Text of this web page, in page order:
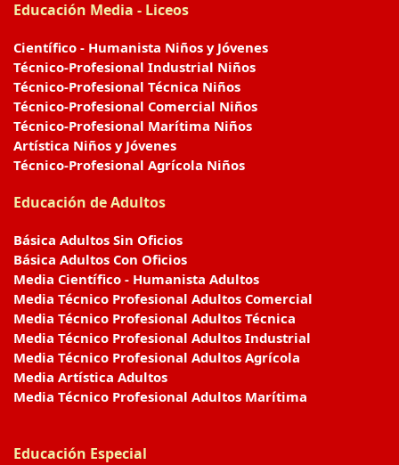
Educación Media - Liceos
Científico - Humanista Niños y Jóvenes
Técnico-Profesional Industrial Niños
Técnico-Profesional Técnica Niños
Técnico-Profesional Comercial Niños
Técnico-Profesional Marítima Niños
Artística Niños y Jóvenes
Técnico-Profesional Agrícola Niños
Educación de Adultos
Básica Adultos Sin Oficios
Básica Adultos Con Oficios
Media Científico - Humanista Adultos
Media Técnico Profesional Adultos Comercial
Media Técnico Profesional Adultos Técnica
Media Técnico Profesional Adultos Industrial
Media Técnico Profesional Adultos Agrícola
Media Artística Adultos
Media Técnico Profesional Adultos Marítima
Educación Especial